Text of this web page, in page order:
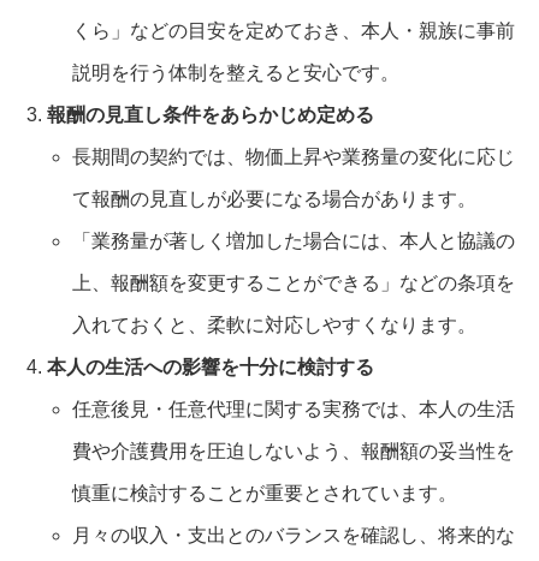
くら」などの目安を定めておき、本人・親族に事前
説明を行う体制を整えると安心です。
報酬の見直し条件をあらかじめ定める
長期間の契約では、物価上昇や業務量の変化に応じ
て報酬の見直しが必要になる場合があります。
「業務量が著しく増加した場合には、本人と協議の
上、報酬額を変更することができる」などの条項を
入れておくと、柔軟に対応しやすくなります。
本人の生活への影響を十分に検討する
任意後見・任意代理に関する実務では、本人の生活
費や介護費用を圧迫しないよう、報酬額の妥当性を
慎重に検討することが重要とされています。
月々の収入・支出とのバランスを確認し、将来的な